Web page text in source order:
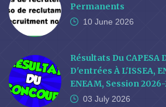
Permanents
10 June 2026
Résultats Du CAPESA
D'entrées À L'ISSEA,
ENEAM, Session
03 July 2026